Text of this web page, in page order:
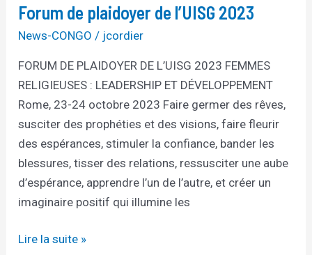
Forum de plaidoyer de l’UISG 2023
News-CONGO / jcordier
FORUM DE PLAIDOYER DE L’UISG 2023 FEMMES
RELIGIEUSES : LEADERSHIP ET DÉVELOPPEMENT
Rome, 23-24 octobre 2023 Faire germer des rêves,
susciter des prophéties et des visions, faire fleurir
des espérances, stimuler la confiance, bander les
blessures, tisser des relations, ressusciter une aube
d’espérance, apprendre l’un de l’autre, et créer un
imaginaire positif qui illumine les
Lire la suite »